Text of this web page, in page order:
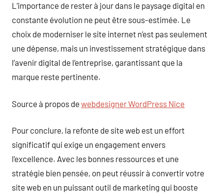
L’importance de rester à jour dans le paysage digital en
constante évolution ne peut être sous-estimée. Le
choix de moderniser le site internet n’est pas seulement
une dépense, mais un investissement stratégique dans
l’avenir digital de l’entreprise, garantissant que la
marque reste pertinente.
Source à propos de webdesigner WordPress Nice
Pour conclure, la refonte de site web est un effort
significatif qui exige un engagement envers
l’excellence. Avec les bonnes ressources et une
stratégie bien pensée, on peut réussir à convertir votre
site web en un puissant outil de marketing qui booste